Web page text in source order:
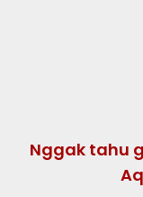
Nggak tahu